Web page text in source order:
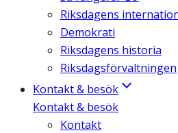
Riksdagens
Demokrati
Riksdagens historia
Riksdagsförvaltningen
Kontakt & besök
Kontakt & besök
Kontakt